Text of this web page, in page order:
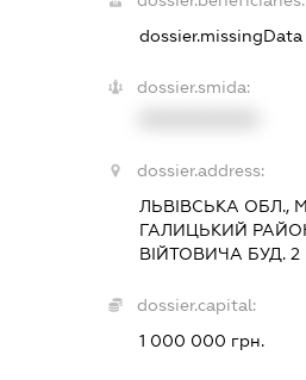
dossier.missingData
dossier.smida:
dossier.address:
ЛЬВІВСЬКА ОБЛ.,
ГАЛИЦЬКИЙ
ВІЙТОВИЧА БУД. 2
dossier.capital:
1 000 000 грн.